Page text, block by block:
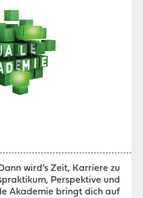
wird’s Zeit, Karriere zu
Perspektive und
Akademie bringt dich auf